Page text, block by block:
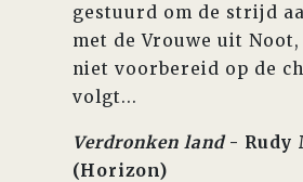
gestuurd om de strijd
met de Vrouwe uit
niet voorbereid op de
volgt...
Verdronken land- Rudy
(Horizon)